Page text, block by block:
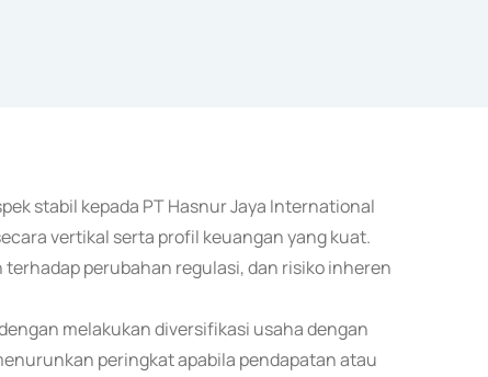
stabil kepada PT Hasnur Jaya International
vertikal serta profil keuangan yang kuat.
perubahan regulasi, dan risiko inheren
melakukan diversifikasi usaha dengan
peringkat apabila pendapatan atau